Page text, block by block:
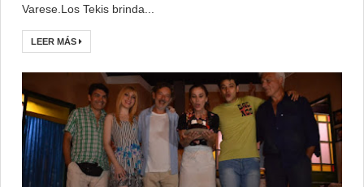
Varese.Los Tekis brinda...
LEER MÁS